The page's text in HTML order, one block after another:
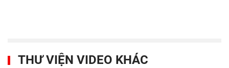
THƯ VIỆN VIDEO KHÁC